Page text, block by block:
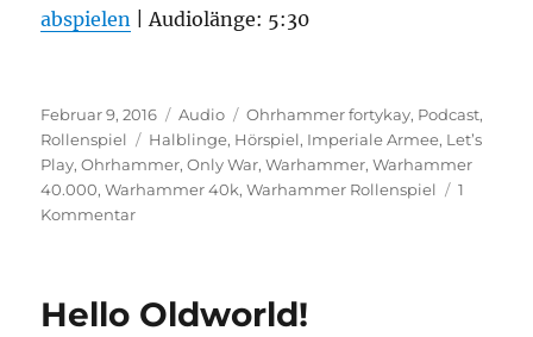
RSS FEED
TEILEN
EMBED
abspielen |Audiolänge: 5:30
Veröffentlicht
am
Februar 9, 2016 Format
Audio Kategorien
Ohrhammer fortykay, Podcast,
Rollenspiel
Schlagwörter
Halblinge, Hörspiel, Imperiale Armee, Let’s
Play,Ohrhammer,Only War,Warhammer,Warhammer
40.000,Warhammer 40k,Warhammer Rollenspiel
1
Kommentarzu
Hour
Hello Oldworld!